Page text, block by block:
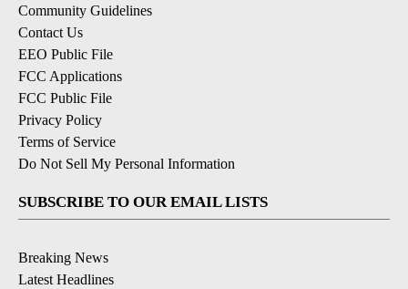
Community Guidelines
Contact Us
EEO Public File
FCC Applications
FCC Public File
Privacy Policy
Terms of Service
Do Not Sell My Personal Information
SUBSCRIBE TO OUR EMAIL LISTS
Breaking News
Latest Headlines